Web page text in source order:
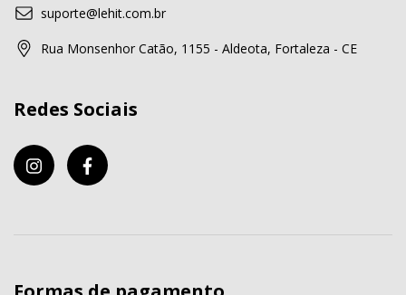
suporte@lehit.com.br
Rua Monsenhor Catão, 1155 - Aldeota, Fortaleza - CE
Redes Sociais